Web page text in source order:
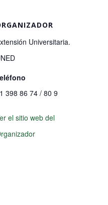
Universitaria.
398 86 74 / 80 9
el sitio web del